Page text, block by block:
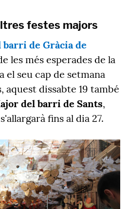
festes majors
barri de Gràcia de
les més esperades de la
seu cap de setmana
aquest dissabte 19 també
del barri de Sants,
fins al dia 27.